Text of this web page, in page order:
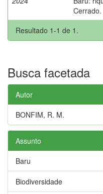
Cerrado.
Resultado 1-1 de 1.
Busca facetada
Autor
BONFIM, R. M.
Assunto
Baru
Biodiversidade